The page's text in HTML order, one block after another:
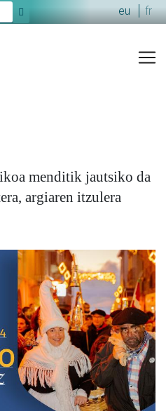
eu fr
menditik jautsiko da
argiaren itzulera